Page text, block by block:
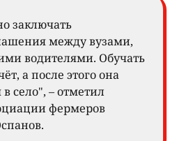
заключать
между вузами,
водителями. Обучать
а после этого она
село", – отметил
фермеров